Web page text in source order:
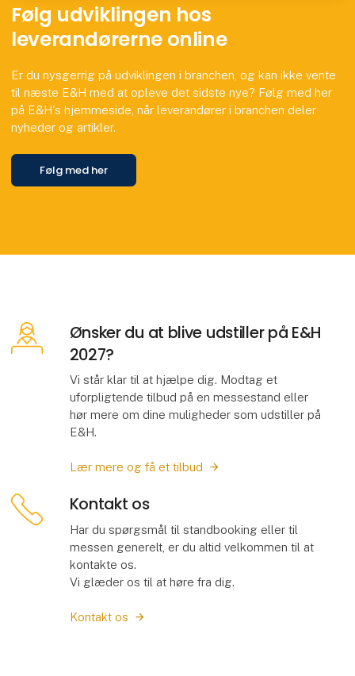
Følg udviklingen hos
leverandørerne online
Er du nysgerrig på udviklingen i branchen, og kan ikke vente
til næste E&H med at opleve det sidste nye? Følg med her
på E&H's hjemmeside, når leverandører i branchen deler
nyheder og artikler.
Følg med her
Ønsker du at blive udstiller på E&H
2027?
Vi står klar til at hjælpe dig. Modtag et
uforpligtende tilbud på en messestand eller
hør mere om dine muligheder som udstiller på
E&H.
Lær mere og få et tilbud
Kontakt os
Har du spørgsmål til standbooking eller til
messen generelt, er du altid velkommen til at
kontakte os.
Vi glæder os til at høre fra dig.
Kontakt os